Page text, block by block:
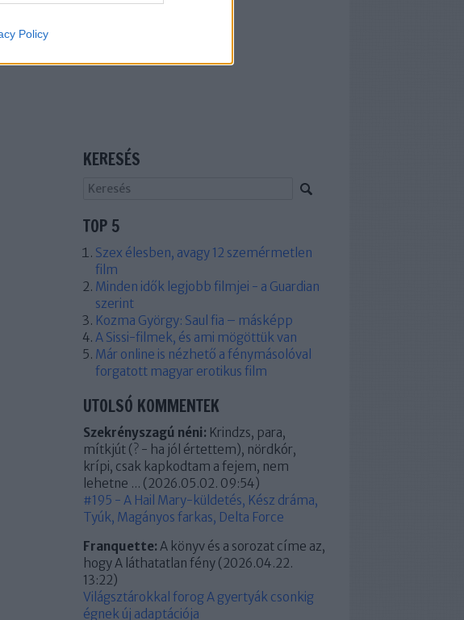
Policy
KERESÉS
TOP 5
Szex élesben, avagy 12 szemérmetlen
film
Minden idők legjobb filmjei - a Guardian
szerint
Kozma György: Saul fia – másképp
A Sissi-filmek, és ami mögöttük van
Már online is nézhető a fénymásolóval
forgatott magyar erotikus film
UTOLSÓ KOMMENTEK
Szekrényszagú néni: Krindzs, para,
mítkjút (? - ha jól értettem), nördkór,
krípi, csak kapkodtam a fejem, nem
lehetne ... (2026.05.02. 09:54)
#195 - A Hail Mary-küldetés, Kész dráma,
Tyúk, Magányos farkas, Delta Force
Franquette: A könyv és a sorozat címe az,
hogy A láthatatlan fény (2026.04.22.
13:22)
Világsztárokkal forog A gyertyák csonkig
égnek új adaptációja